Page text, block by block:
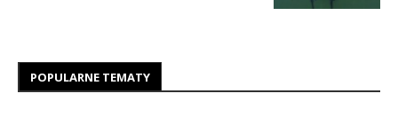
POPULARNE TEMATY